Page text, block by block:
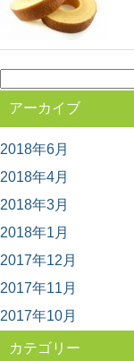
索:
アーカイブ
2018年6月
2018年4月
2018年3月
2018年1月
2017年12月
2017年11月
2017年10月
カテゴリー